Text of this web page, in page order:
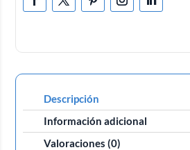
Descripción
Información adicional
Valoraciones (0)